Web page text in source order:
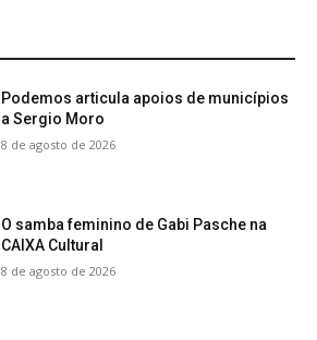
Podemos articula apoios de municípios
a Sergio Moro
8 de agosto de 2026
O samba feminino de Gabi Pasche na
CAIXA Cultural
8 de agosto de 2026